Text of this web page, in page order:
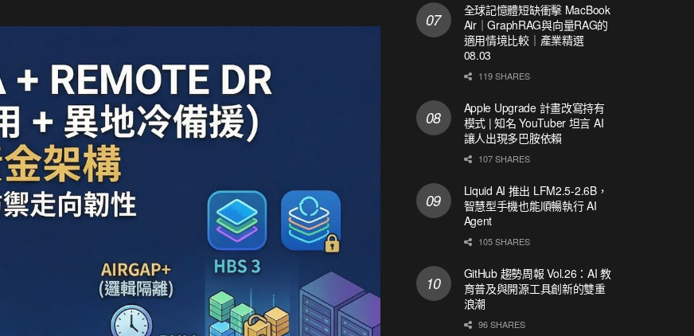
全球記憶體短缺衝擊 MacBook
Air｜GraphRAG與向量RAG的
適用情境比較｜產業精選
08.03
119 SHARES
Apple Upgrade 計畫改寫持有
模式 | 知名 YouTuber 坦言 AI
讓人出現多巴胺依賴
107 SHARES
Liquid AI 推出 LFM2.5-2.6B，
智慧型手機也能順暢執行 AI
Agent
105 SHARES
GitHub 趨勢周報 Vol.26：AI 教
育普及與開源工具創新的雙重
浪潮
96 SHARES